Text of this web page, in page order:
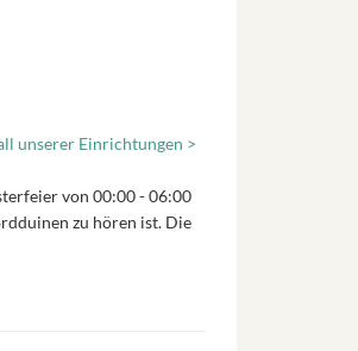
unserer Einrichtungen >
von 00:00 - 06:00
zu hören ist. Die